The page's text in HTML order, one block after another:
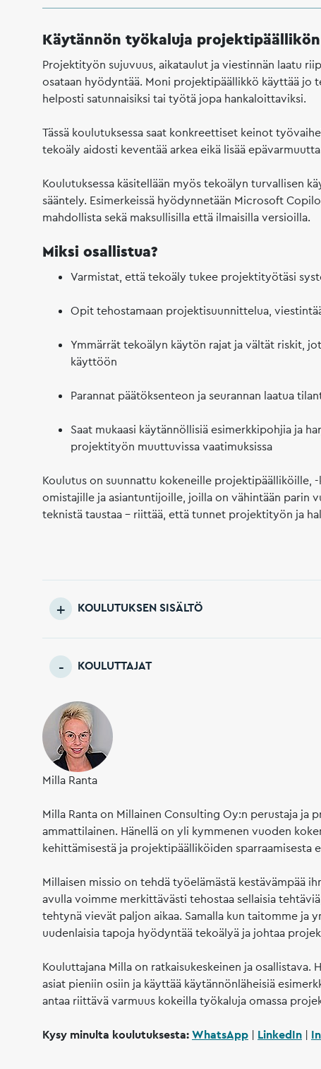
Käytännön työkaluja
Projektityön sujuvuus, aikataulut ja viestinnän laatu
osataan hyödyntää. Moni projektipäällikkö käyttää jo
helposti satunnaisiksi tai työtä jopa hankaloittaviksi.
Tässä koulutuksessa saat konkreettiset keinot
tekoäly aidosti keventää arkea eikä lisää
Koulutuksessa käsitellään myös tekoälyn turvallisen
sääntely. Esimerkeissä hyödynnetään Microsoft
mahdollista sekä maksullisilla että ilmaisilla versioilla.
Miksi osallistua?
Varmistat, että tekoäly tukee projektityötäsi
Opit tehostamaan projektisuunnittelua,
Ymmärrät tekoälyn käytön rajat ja vältät riskit,
käyttöön
Parannat päätöksenteon ja seurannan laatua
Saat mukaasi käytännöllisiä esimerkkipohjia ja
projektityön muuttuvissa vaatimuksissa
Koulutus on suunnattu kokeneille
omistajille ja asiantuntijoille, joilla on vähintään parin
teknistä taustaa – riittää, että tunnet projektityön ja
KOULUTUKSEN SISÄLTÖ
KOULUTTAJAT
Milla Ranta
Milla Ranta on Millainen Consulting Oy:n perustaja
ammattilainen. Hänellä on yli kymmenen vuoden
kehittämisestä ja projektipäälliköiden
Millaisen missio on tehdä työelämästä kestävämpää
avulla voimme merkittävästi tehostaa sellaisia
tehtynä vievät paljon aikaa. Samalla kun taitomme
uudenlaisia tapoja hyödyntää tekoälyä ja johtaa
Kouluttajana Milla on ratkaisukeskeinen ja
asiat pieniin osiin ja käyttää käytännönläheisiä
antaa riittävä varmuus kokeilla työkaluja omassa
Kysy minulta koulutuksesta:WhatsApp | LinkedIn |